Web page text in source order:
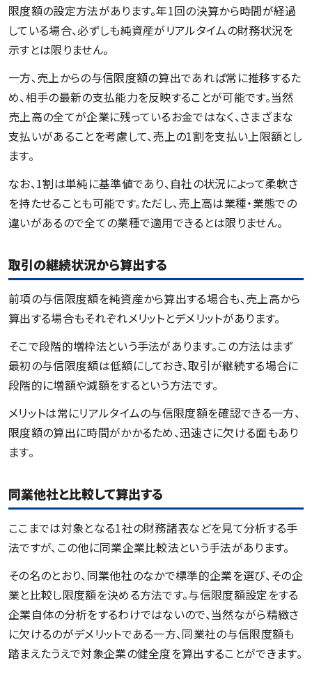
限度額の設定方法があります。年1回の決算から時間が経過
している場合、必ずしも純資産がリアルタイムの財務状況を
示すとは限りません。
一方、売上からの与信限度額の算出であれば常に推移するた
め、相手の最新の支払能力を反映することが可能です。当然
売上高の全てが企業に残っているお金ではなく、さまざまな
支払いがあることを考慮して、売上の1割を支払い上限額とし
ます。
なお、1割は単純に基準値であり、自社の状況によって柔軟さ
を持たせることも可能です。ただし、売上高は業種・業態での
違いがあるので全ての業種で適用できるとは限りません。
取引の継続状況から算出する
前項の与信限度額を純資産から算出する場合も、売上高から
算出する場合もそれぞれメリットとデメリットがあります。
そこで段階的増枠法という手法があります。この方法はまず
最初の与信限度額は低額にしておき、取引が継続する場合に
段階的に増額や減額をするという方法です。
メリットは常にリアルタイムの与信限度額を確認できる一方、
限度額の算出に時間がかかるため、迅速さに欠ける面もあり
ます。
同業他社と比較して算出する
ここまでは対象となる1社の財務諸表などを見て分析する手
法ですが、この他に同業企業比較法という手法があります。
その名のとおり、同業他社のなかで標準的企業を選び、その企
業と比較し限度額を決める方法です。与信限度額設定をする
企業自体の分析をするわけではないので、当然ながら精緻さ
に欠けるのがデメリットである一方、同業社の与信限度額も
踏まえたうえで対象企業の健全度を算出することができます。